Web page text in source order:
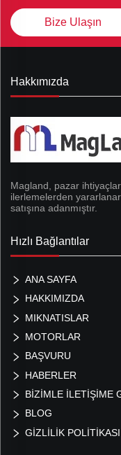
Bize Ulaşın
Hakkımızda
Magland, pazar
ilerlemelerden
satışına adanmıştır.
Hızlı Bağlantılar
ANA SAYFA
HAKKIMIZDA
MIKNATISLAR
MOTORLAR
BAŞVURU
HABERLER
BİZİMLE İLETİŞİME
BLOG
GIZLILIK POLITIKASI